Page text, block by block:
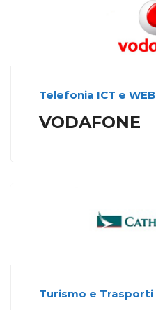
Telefonia ICT e WEB
VODAFONE
Turismo e Trasporti